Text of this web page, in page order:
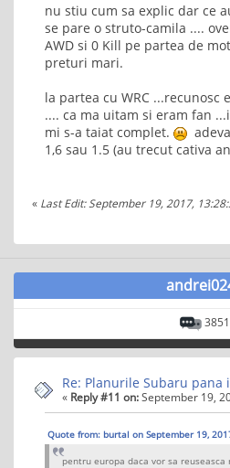
nu stiu cum sa explic dar ce
se pare o struto-camila ....
AWD si 0 Kill pe partea de
preturi mari.
la partea cu WRC ...recunosc
.... ca ma uitam si eram fan
mi s-a taiat complet.
1,6 sau 1.5 (au trecut cativa
« Last Edit: September 19, 2017,
3851
Re: Planurile Subaru pana
« Reply #11 on:September 19,
Quote from: burtal on September 19,
pentru europa daca vor sa